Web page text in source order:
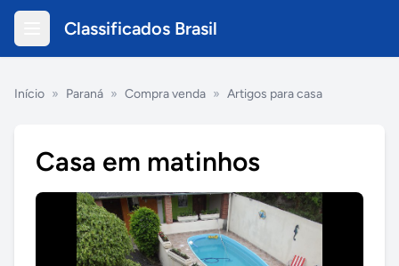
Classificados Brasil
Início » Paraná » Compra venda » Artigos para casa
Casa em matinhos